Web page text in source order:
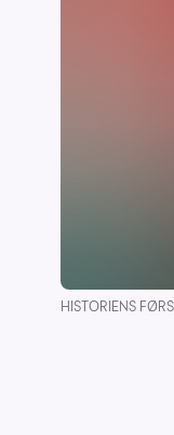
HISTORIENS